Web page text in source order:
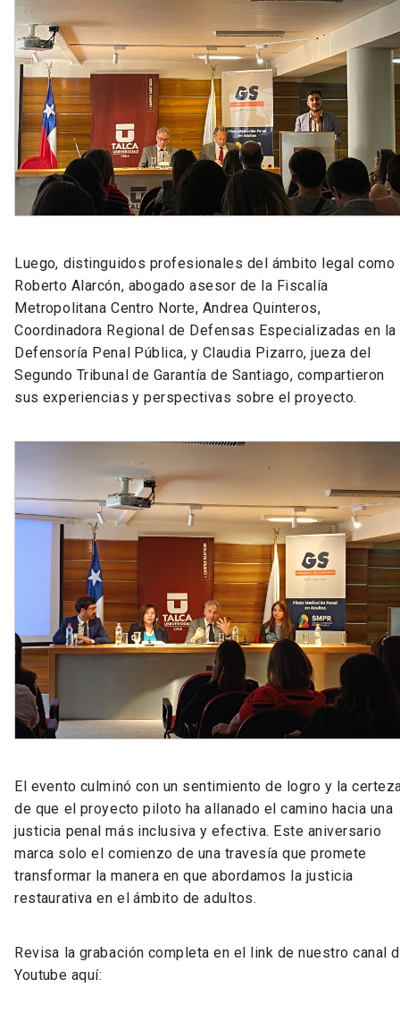
Luego, distinguidos profesionales del ámbito legal como
Roberto Alarcón, abogado asesor de la Fiscalía
Metropolitana Centro Norte, Andrea Quinteros,
Coordinadora Regional de Defensas Especializadas en la
Defensoría Penal Pública, y Claudia Pizarro, jueza del
Segundo Tribunal de Garantía de Santiago, compartieron
sus experiencias y perspectivas sobre el proyecto.
El evento culminó con un sentimiento de logro y la
de que el proyecto piloto ha allanado el camino hacia una
justicia penal más inclusiva y efectiva. Este aniversario
marca solo el comienzo de una travesía que promete
transformar la manera en que abordamos la justicia
restaurativa en el ámbito de adultos.
Revisa la grabación completa en el link de nuestro canal
Youtube aquí: